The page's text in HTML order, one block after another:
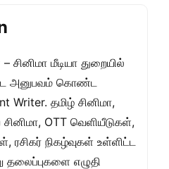
சினிமா மீடியா துறையில்
அனுபவம் கொண்ட
Writer. தமிழ் சினிமா,
OTT வெளியீடுகள்,
ரசிகர் நிகழ்வுகள் உள்ளிட்ட
தலைப்புகளை எழுதி